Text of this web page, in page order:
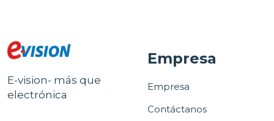
E-vision- más que
electrónica
Empresa
Empresa
Contáctanos